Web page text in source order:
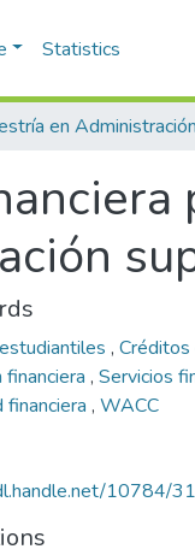
Statistics
,
financiera , Servicios
financiera , WACC
10784/